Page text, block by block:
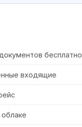
бесплатно
входящие